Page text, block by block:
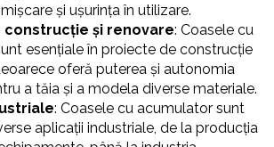
și ușurința în utilizare.
construcție și renovare: Coasele cu
esențiale în proiecte de construcție
oferă puterea și autonomia
a tăia și a modela diverse materiale.
: Coasele cu acumulator sunt
aplicații industriale, de la producția